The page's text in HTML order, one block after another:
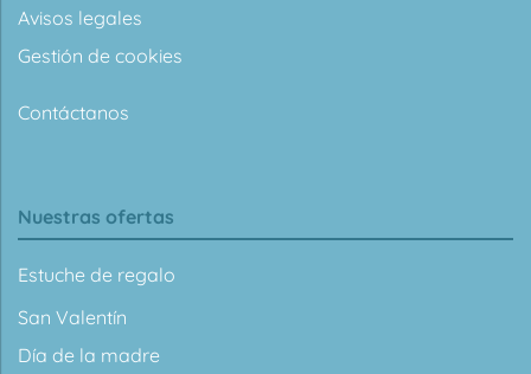
Avisos legales
Gestión de cookies
Contáctanos
Nuestras ofertas
Estuche de regalo
San Valentín
Día de la madre